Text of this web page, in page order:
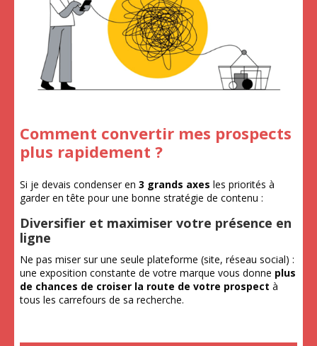
Comment convertir mes prospects
plus rapidement ?
Si je devais condenser en 3 grands axes les priorités à
garder en tête pour une bonne stratégie de contenu :
Diversifier et maximiser votre présence en
ligne
Ne pas miser sur une seule plateforme (site, réseau social) :
une exposition constante de votre marque vous donne plus
de chances de croiser la route de votre prospect à
tous les carrefours de sa recherche.